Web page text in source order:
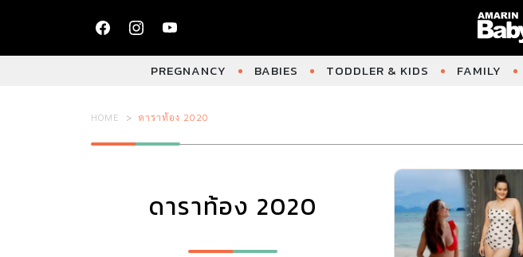
PREGNANCY BABIES TODDLER & KIDS FAMILY
HOME ดาราท้อง 2020
ดาราท้อง 2020